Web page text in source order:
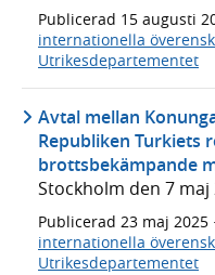
Publicerad 15 augusti
internationella
Utrikesdepartementet
Avtal mellan
Republiken Turkiets
brottsbekämpande
Stockholm den 7 maj
Publicerad 23 maj 2025 ·
internationella
Utrikesdepartementet